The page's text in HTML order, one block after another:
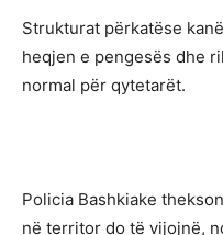
Strukturat përkatëse
heqjen e pengesës dhe
normal për qytetarët.
Policia Bashkiake
në territor do të vijojnë,